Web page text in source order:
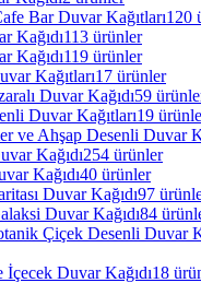
Bar Duvar Kağıtları120
Kağıdı113 ürünler
Kağıdı119 ürünler
Kağıtları17 ürünler
Duvar Kağıdı59
Duvar Kağıtları19
ve Ahşap Desenli Duvar
Kağıdı254 ürünler
Kağıdı40 ürünler
Duvar Kağıdı97
Duvar Kağıdı84
Çiçek Desenli Duvar
Duvar Kağıdı18